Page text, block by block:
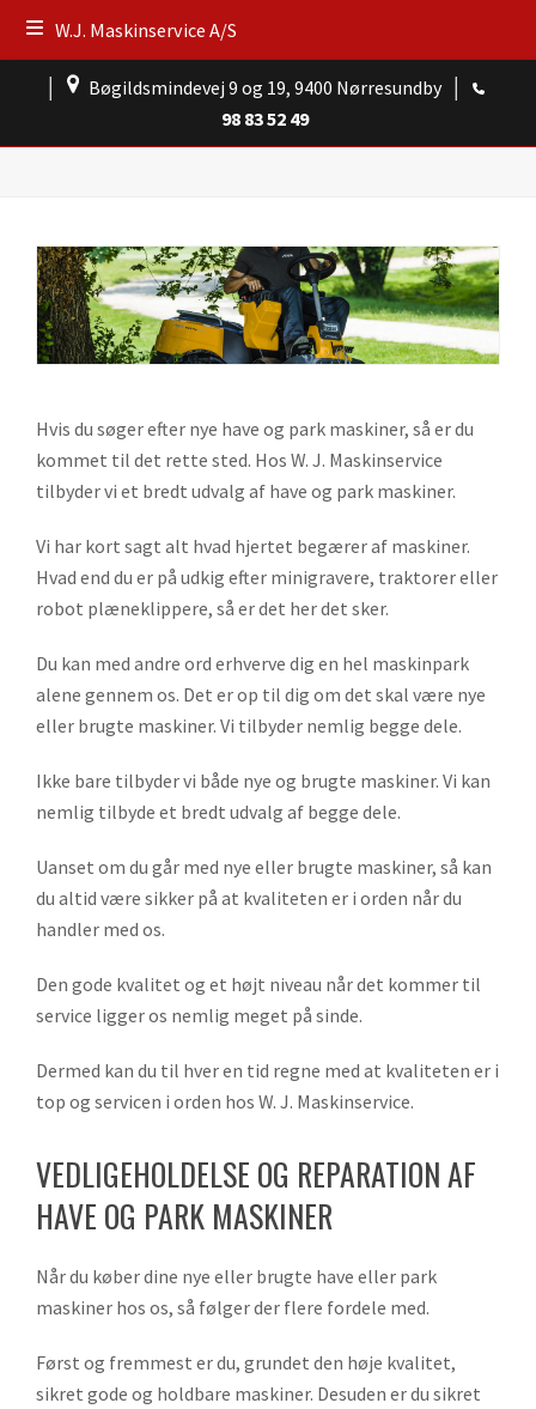
W.J. Maskinservice A/S
Bøgildsmindevej 9 og 19, 9400 Nørresundby
98 83 52 49
Hvis du søger efter nye have og park maskiner, så er du
kommet til det rette sted. Hos W. J. Maskinservice
tilbyder vi et bredt udvalg af have og park maskiner.
Vi har kort sagt alt hvad hjertet begærer af maskiner.
Hvad end du er på udkig efter minigravere, traktorer eller
robot plæneklippere, så er det her det sker.
Du kan med andre ord erhverve dig en hel maskinpark
alene gennem os. Det er op til dig om det skal være nye
eller brugte maskiner. Vi tilbyder nemlig begge dele.
Ikke bare tilbyder vi både nye og brugte maskiner. Vi kan
nemlig tilbyde et bredt udvalg af begge dele.
Uanset om du går med nye eller brugte maskiner, så kan
du altid være sikker på at kvaliteten er i orden når du
handler med os.
Den gode kvalitet og et højt niveau når det kommer til
service ligger os nemlig meget på sinde.
Dermed kan du til hver en tid regne med at kvaliteten er i
top og servicen i orden hos W. J. Maskinservice.
VEDLIGEHOLDELSE OG REPARATION AF
HAVE OG PARK MASKINER
Når du køber dine nye eller brugte have eller park
maskiner hos os, så følger der flere fordele med.
Først og fremmest er du, grundet den høje kvalitet,
sikret gode og holdbare maskiner. Desuden er du sikret